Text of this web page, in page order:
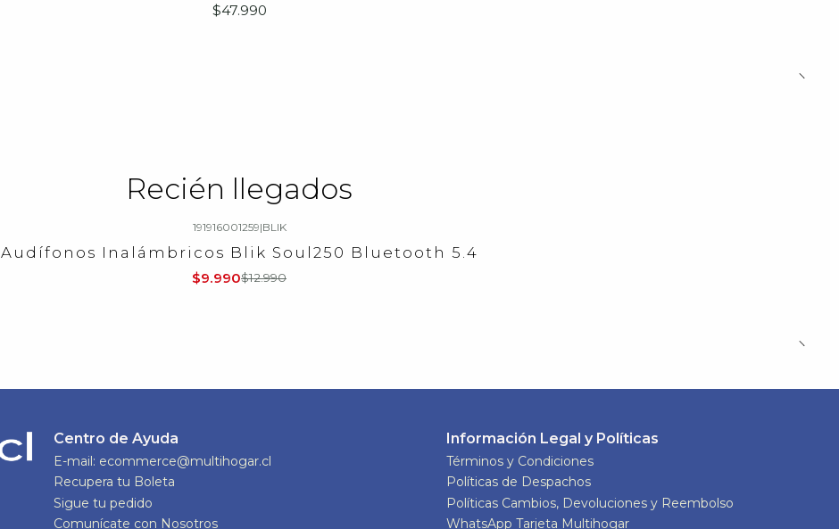
$47.990
Recién llegados
191916001259|BLIK
Audífonos Inalámbricos Blik Soul250 Bluetooth 5.4
$9.990$12.990
Centro de Ayuda
E-mail: ecommerce@multihogar.cl
Recupera tu Boleta
Sigue tu pedido
Comunícate con Nosotros
Información Legal y Políticas
Términos y Condiciones
Políticas de Despachos
Políticas Cambios, Devoluciones y Reembolso
WhatsApp Tarjeta Multihogar